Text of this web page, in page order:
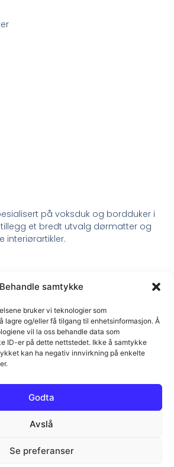
Behandle samtykke
bruker vi teknologier som
lagre og/eller få tilgang til enhetsinformasjon. Å
vil la oss behandle data som
ID-er på dette nettstedet. Ikke å samtykke
kan ha negativ innvirkning på enkelte
Godta
Avslå
Se preferanser
på voksduk og bordduker i
tillegg et bredt utvalg dørmatter og
interiørartikler.
På Nyhetsbrev !